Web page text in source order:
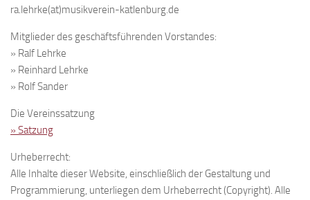
ra.lehrke(at)musikverein-katlenburg.de
Mitglieder des geschäftsführenden Vorstandes:
» Ralf Lehrke
» Reinhard Lehrke
» Rolf Sander
Die Vereinssatzung
» Satzung
Urheberrecht:
Alle Inhalte dieser Website, einschließlich der Gestaltung und
Programmierung, unterliegen dem Urheberrecht (Copyright). Alle